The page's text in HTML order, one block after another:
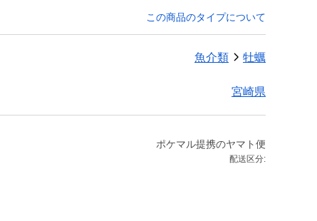
この商品のタイプについて
魚介類 牡蠣
宮崎県
ポケマル提携のヤマト便
配送区分: